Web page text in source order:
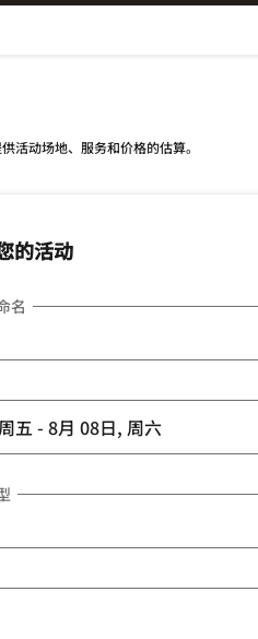
活动场地、服务和价格的估算。
的活动
名